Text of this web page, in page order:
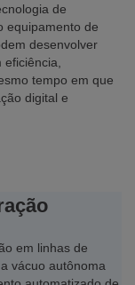
de
equipamento de
desenvolver
tempo em que
digital e
em linhas de
vácuo autônoma